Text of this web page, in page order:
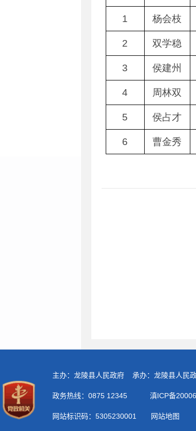
1 杨会枝
2 双学稳
3 侯建州
4 周林双
5 侯占才
6 曹金秀